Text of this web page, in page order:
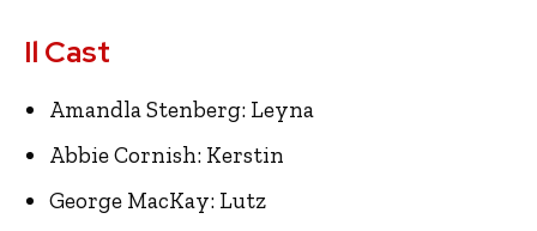
Il Cast
Amandla Stenberg: Leyna
Abbie Cornish: Kerstin
George MacKay: Lutz